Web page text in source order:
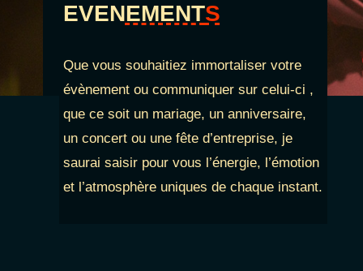
EVENEMENTS
Que vous souhaitiez immortaliser votre
évènement ou communiquer sur celui-ci ,
que ce soit un mariage, un anniversaire,
un concert ou une fête d’entreprise, je
saurai saisir pour vous l’énergie, l’émotion
et l’atmosphère uniques de chaque instant.